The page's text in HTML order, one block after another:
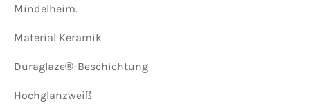
Mindelheim.
Material Keramik
Duraglaze®-Beschichtung
Hochglanzweiß